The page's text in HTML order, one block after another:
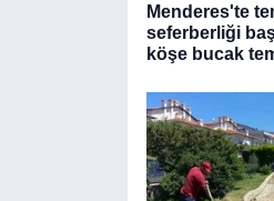
Menderes'te
seferberliği
köşe bucak